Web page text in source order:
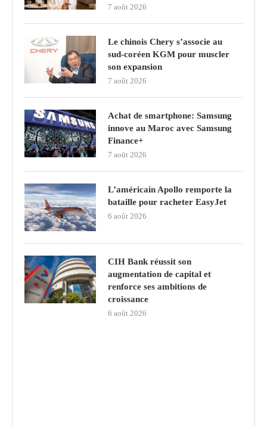
7 août 2026
Le chinois Chery s’associe au
sud‑coréen KGM pour muscler
son expansion
7 août 2026
Achat de smartphone: Samsung
innove au Maroc avec Samsung
Finance+
7 août 2026
L’américain Apollo remporte la
bataille pour racheter EasyJet
6 août 2026
CIH Bank réussit son
augmentation de capital et
renforce ses ambitions de
croissance
6 août 2026